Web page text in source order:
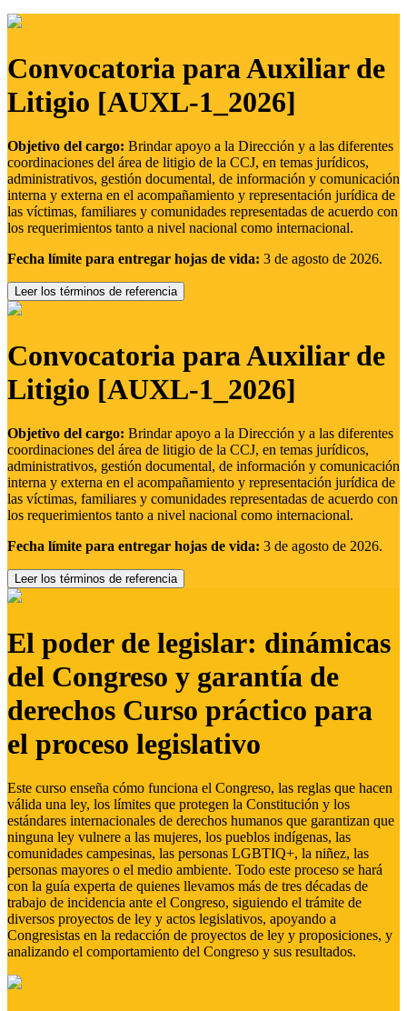
Convocatoria para Auxiliar de
Litigio [AUXL-1_2026]
Objetivo del cargo: Brindar apoyo a la Dirección y a las diferentes
coordinaciones del área de litigio de la CCJ, en temas jurídicos,
administrativos, gestión documental, de información y comunicación
interna y externa en el acompañamiento y representación jurídica de
las víctimas, familiares y comunidades representadas de acuerdo con
los requerimientos tanto a nivel nacional como internacional.
Fecha límite para entregar hojas de vida: 3 de agosto de 2026.
Leer los términos de referencia
Convocatoria para Auxiliar de
Litigio [AUXL-1_2026]
Objetivo del cargo: Brindar apoyo a la Dirección y a las diferentes
coordinaciones del área de litigio de la CCJ, en temas jurídicos,
administrativos, gestión documental, de información y comunicación
interna y externa en el acompañamiento y representación jurídica de
las víctimas, familiares y comunidades representadas de acuerdo con
los requerimientos tanto a nivel nacional como internacional.
Fecha límite para entregar hojas de vida: 3 de agosto de 2026.
Leer los términos de referencia
El poder de legislar: dinámicas
del Congreso y garantía de
derechos Curso práctico para
el proceso legislativo
Este curso enseña cómo funciona el Congreso, las reglas que hacen
válida una ley, los límites que protegen la Constitución y los
estándares internacionales de derechos humanos que garantizan que
ninguna ley vulnere a las mujeres, los pueblos indígenas, las
comunidades campesinas, las personas LGBTIQ+, la niñez, las
personas mayores o el medio ambiente. Todo este proceso se hará
con la guía experta de quienes llevamos más de tres décadas de
trabajo de incidencia ante el Congreso, siguiendo el trámite de
diversos proyectos de ley y actos legislativos, apoyando a
Congresistas en la redacción de proyectos de ley y proposiciones, y
analizando el comportamiento del Congreso y sus resultados.